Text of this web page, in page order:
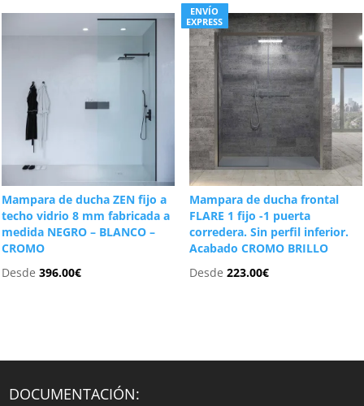
Mampara de ducha ZEN fijo a
techo vidrio 8 mm fabricada a
medida NEGRO – BLANCO –
CROMO
Desde396.00€
ENVÍO
EXPRESS
Mampara de ducha frontal
FLARE 1 fijo -1 puerta
corredera. Sin perfil inferior.
Acabado CROMO BRILLO
Desde 223.00€
DOCUMENTACIÓN: